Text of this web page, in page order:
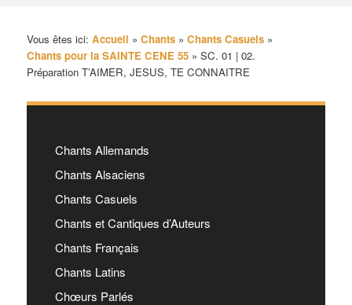
Vous êtes ici:Accueil »Chants »Chants Casuels »
Chants pour la SAINTE CENE 55 »SC. 01 | 02.
Préparation T’AIMER, JESUS, TE CONNAITRE
Chants Allemands
Chants Alsaciens
Chants Casuels
Chants et Cantiques d’Auteurs
Chants Français
Chants Latins
Chœurs Parlés